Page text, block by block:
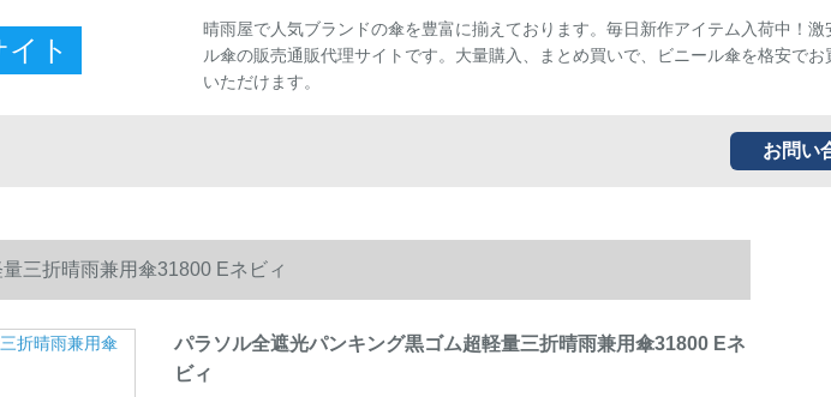
ト
晴雨屋で人気ブランドの傘を豊富に揃えております。毎日新作アイテム入荷中！激
ル傘の販売通販代理サイトです。大量購入、まとめ買いで、ビニール傘を格安でお
いただけます。
お問い
三折晴雨兼用傘31800 Eネビィ
パラソル全遮光パンキング黒ゴム超軽量三折晴雨兼用傘31800 Eネ
ビィ